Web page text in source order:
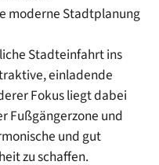
moderne Stadtplanung
Stadteinfahrt ins
einladende
Fokus liegt dabei
Fußgängerzone und
und gut
zu schaffen.